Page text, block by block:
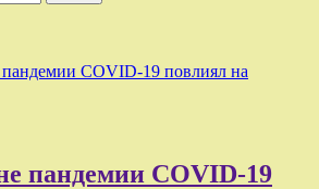
COVID-19 повлиял на
пандемии COVID-19